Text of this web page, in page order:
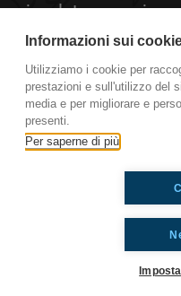
ricordato come
come ce la
https://
Castel San Pietro
Ti è piaciuto?
Informazioni sui
Utilizziamo i cookie per
prestazioni e sull'utilizzo del
media e per migliorare e
presenti.
Per saperne di più